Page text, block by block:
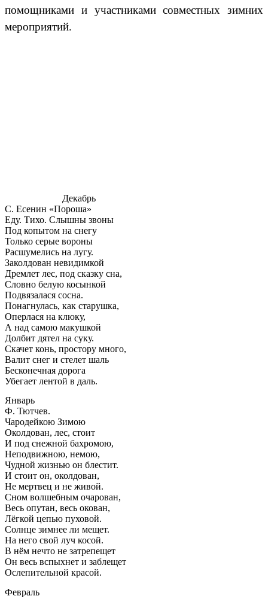
помощниками и участниками совместных зимних
мероприятий.
Декабрь
С. Есенин «Пороша»
Еду. Тихо. Слышны звоны
Под копытом на снегу
Только серые вороны
Расшумелись на лугу.
Заколдован невидимкой
Дремлет лес, под сказку сна,
Словно белую косынкой
Подвязалася сосна.
Понагнулась, как старушка,
Оперлася на клюку,
А над самою макушкой
Долбит дятел на суку.
Скачет конь, простору много,
Валит снег и стелет шаль
Бесконечная дорога
Убегает лентой в даль.
Январь
Ф. Тютчев.
Чародейкою Зимою
Околдован, лес, стоит
И под снежной бахромою,
Неподвижною, немою,
Чудной жизнью он блестит.
И стоит он, околдован,
Не мертвец и не живой.
Сном волшебным очарован,
Весь опутан, весь окован,
Лёгкой цепью пуховой.
Солнце зимнее ли мещет.
На него свой луч косой.
В нём нечто не затрепещет
Он весь вспыхнет и заблещет
Ослепительной красой.
Февраль